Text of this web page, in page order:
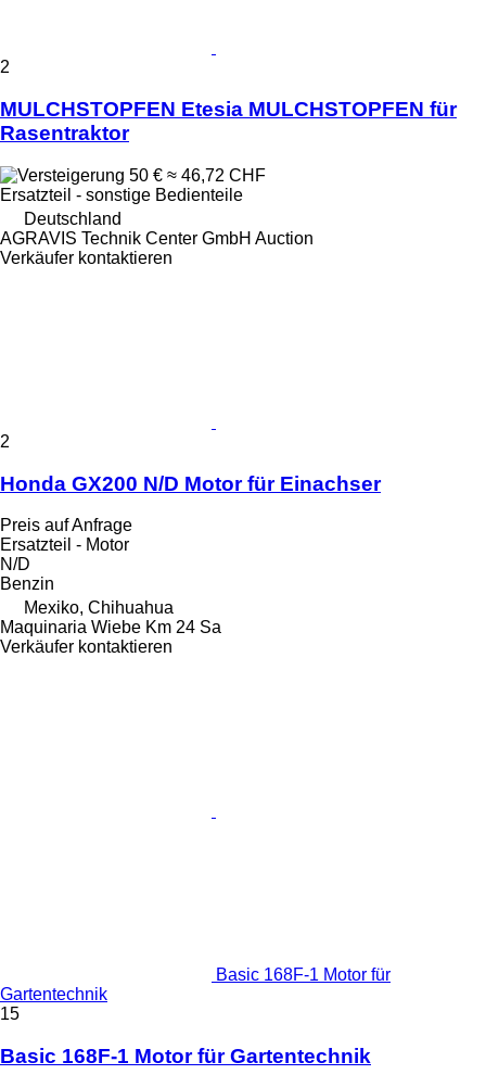
2
MULCHSTOPFEN Etesia MULCHSTOPFEN für
Rasentraktor
50 € ≈ 46,72 CHF
Ersatzteil - sonstige Bedienteile
Deutschland
AGRAVIS Technik Center GmbH Auction
Verkäufer kontaktieren
2
Honda GX200 N/D Motor für Einachser
Preis auf Anfrage
Ersatzteil - Motor
N/D
Benzin
Mexiko, Chihuahua
Maquinaria Wiebe Km 24 Sa
Verkäufer kontaktieren
Basic 168F-1 Motor für
Gartentechnik
15
Basic 168F-1 Motor für Gartentechnik